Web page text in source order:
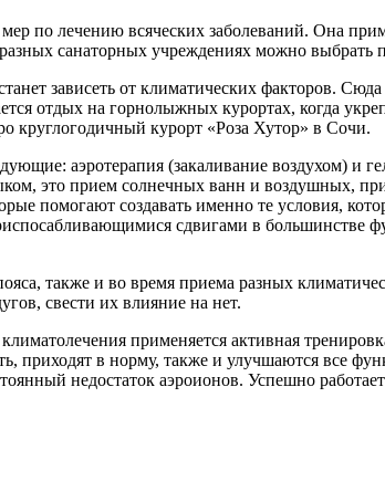
по лечению всяческих заболеваний. Она
санаторных учреждениях можно выбрать
зависеть от климатических факторов.
отдых на горнолыжных курортах, когда
круглогодичный курорт «Роза Хутор» в Сочи.
аэротерапия (закаливание воздухом) и
это прием солнечных ванн и воздушных,
помогают создавать именно те условия,
сдвигами в
также и во время приема разных
свести их влияние на нет.
применяется активная
приходят в норму, также и улучшаются все
недостаток аэроионов. Успешно